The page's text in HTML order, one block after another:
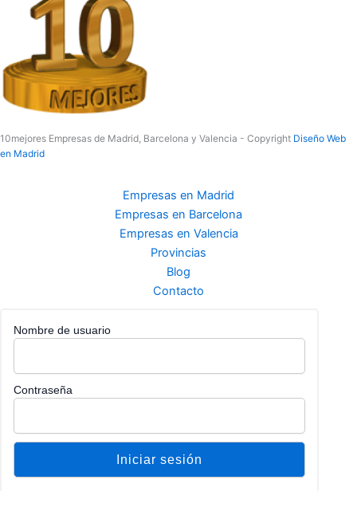
10mejores Empresas de Madrid, Barcelona y Valencia - Copyright Diseño Web
en Madrid
Empresas en Madrid
Empresas en Barcelona
Empresas en Valencia
Provincias
Blog
Contacto
Nombre de usuario
Contraseña